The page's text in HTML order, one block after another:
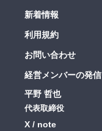
新着情報
利用規約
お問い合わせ
経営メンバーの発信
平野 哲也
代表取締役
X note